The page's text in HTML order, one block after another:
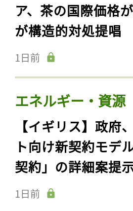
ア、茶の国際価格
が構造的対処提唱
1日前
エネルギー・資源
【イギリス】政府
ト向け新契約モデ
契約」の詳細案提
1日前